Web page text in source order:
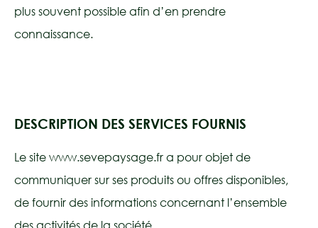
plus souvent possible afin d’en prendre
connaissance.
DESCRIPTION DES SERVICES FOURNIS
Le site www.sevepaysage.fr a pour objet de
communiquer sur ses produits ou offres disponibles,
de fournir des informations concernant l’ensemble
des activités de la société.